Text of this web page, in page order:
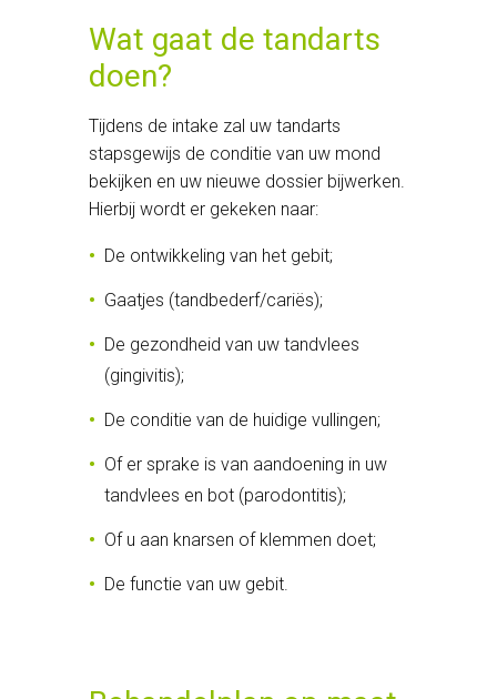
Wat gaat de tandarts
doen?
Tijdens de intake zal uw tandarts
stapsgewijs de conditie van uw mond
bekijken en uw nieuwe dossier bijwerken.
Hierbij wordt er gekeken naar:
De ontwikkeling van het gebit;
Gaatjes (tandbederf/cariës);
De gezondheid van uw tandvlees
(gingivitis);
De conditie van de huidige vullingen;
Of er sprake is van aandoening in uw
tandvlees en bot (parodontitis);
Of u aan knarsen of klemmen doet;
De functie van uw gebit.